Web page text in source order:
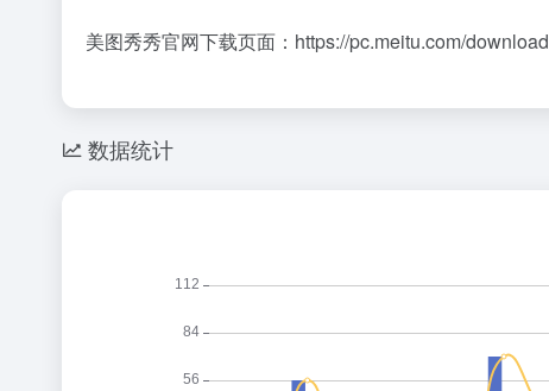
美图秀秀官网下载页面：https://pc.meitu.com/download
数据统计